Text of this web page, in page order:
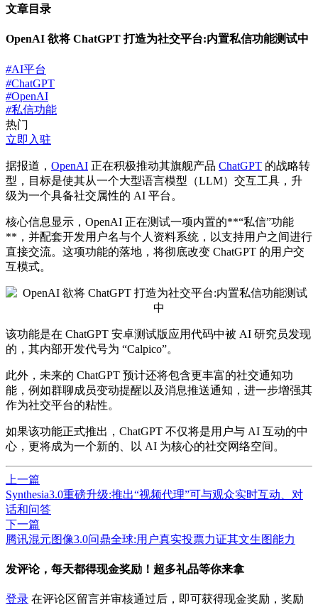
文章目录
OpenAI 欲将 ChatGPT 打造为社交平台:内置私信功能测试中
#AI平台
#ChatGPT
#OpenAI
#私信功能
热门
立即入驻
据报道， OpenAI 正在积极推动其旗舰产品 ChatGPT 的战略转
型，目标是使其从一个大型语言模型（LLM）交互工具，升
级为一个具备社交属性的 AI 平台 。
核心信息显示，OpenAI 正在测试一项内置的**“私信”功能
**，并配套开发用户名与个人资料系统，以支持用户之间进行
直接交流。这项功能的落地，将彻底改变 ChatGPT 的用户交
互模式。
该功能是在 ChatGPT 安卓测试版应用代码中被 AI 研究员发现
的，其内部开发代号为 “Calpico”。
此外，未来的 ChatGPT 预计还将包含更丰富的社交通知功
能，例如群聊成员变动提醒以及消息推送通知，进一步增强其
作为社交平台的粘性。
如果该功能正式推出，ChatGPT 不仅将是用户与 AI 互动的中
心，更将成为一个新的、以 AI 为核心的社交网络空间。
上一篇
Synthesia3.0重磅升级:推出“视频代理”可与观众实时互动、对
话和问答
下一篇
腾讯混元图像3.0问鼎全球:用户真实投票力证其文生图能力
发评论，每天都得现金奖励！超多礼品等你来拿
登录 在评论区留言并审核通过后，即可获得现金奖励，奖励